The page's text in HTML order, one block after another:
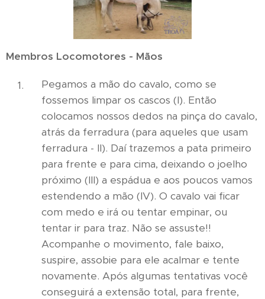
Membros Locomotores - Mãos
Pegamos a mão do cavalo, como se
fossemos limpar os cascos (I). Então
colocamos nossos dedos na pinça do cavalo,
atrás da ferradura (para aqueles que usam
ferradura - II). Daí trazemos a pata primeiro
para frente e para cima, deixando o joelho
próximo (III) a espádua e aos poucos vamos
estendendo a mão (IV). O cavalo vai ficar
com medo e irá ou tentar empinar, ou
tentar ir para traz. Não se assuste!!
Acompanhe o movimento, fale baixo,
suspire, assobie para ele acalmar e tente
novamente. Após algumas tentativas você
conseguirá a extensão total, para frente,